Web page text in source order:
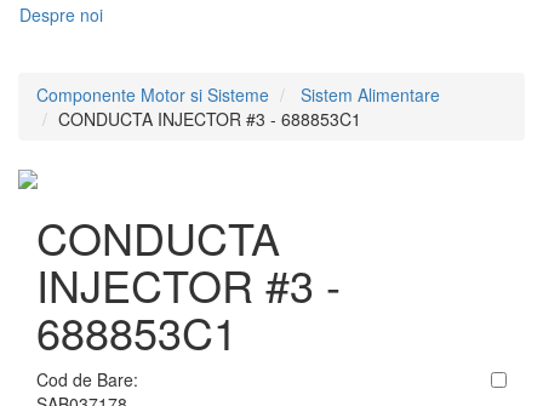
Despre noi
Componente Motor si Sisteme
Sistem Alimentare
CONDUCTA INJECTOR #3 - 688853C1
CONDUCTA
INJECTOR #3 -
688853C1
Cod de Bare: